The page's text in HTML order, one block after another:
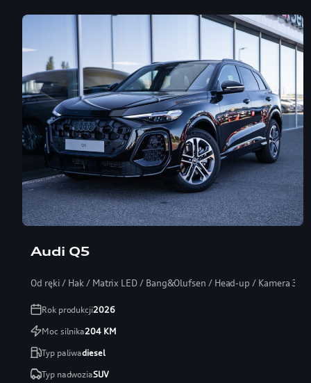
Audi Q5
Od ręki / Hak / Matrix LED / Bang&Olufsen / Head-up / Kamera 360
Rok produkcji2026
Moc silnika204KM
Typ paliwadiesel
Typ nadwoziaSUV